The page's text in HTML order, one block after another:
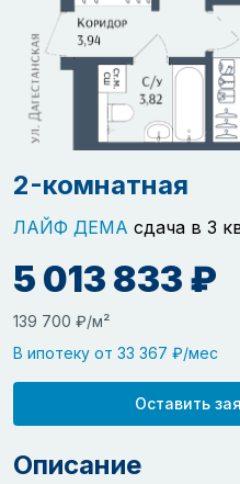
2-комнатная
ЛАЙФ ДЕМА сдача в 3
5 013 833 ₽
139 700 ₽/м²
В ипотеку от 33 367 ₽/мес
Оставить
Описание